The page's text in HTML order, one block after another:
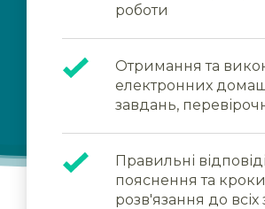
роботи
Отримання та
електронних
завдань,
Правильні
пояснення та кроки
розв'язання до всіх